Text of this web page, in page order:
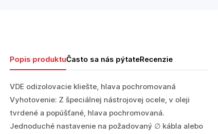
Popis produktuČasto sa nás pýtateRecenzie
VDE odizolovacie kliešte, hlava pochromovaná
Vyhotovenie: Z špeciálnej nástrojovej ocele, v oleji
tvrdené a popúšťané, hlava pochromovaná.
Jednoduché nastavenie na požadovaný ∅ kábla alebo